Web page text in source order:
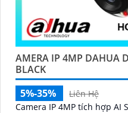
AMERA IP 4MP DAHUA
BLACK
5%-35%
Liên Hệ
Camera IP 4MP tích hợp AI